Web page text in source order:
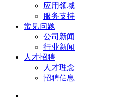
应用领域
服务支持
常见问题
公司新闻
行业新闻
人才招聘
人才理念
招聘信息